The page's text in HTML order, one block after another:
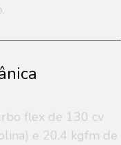
flex de 130 cv
e 20,4 kgfm de